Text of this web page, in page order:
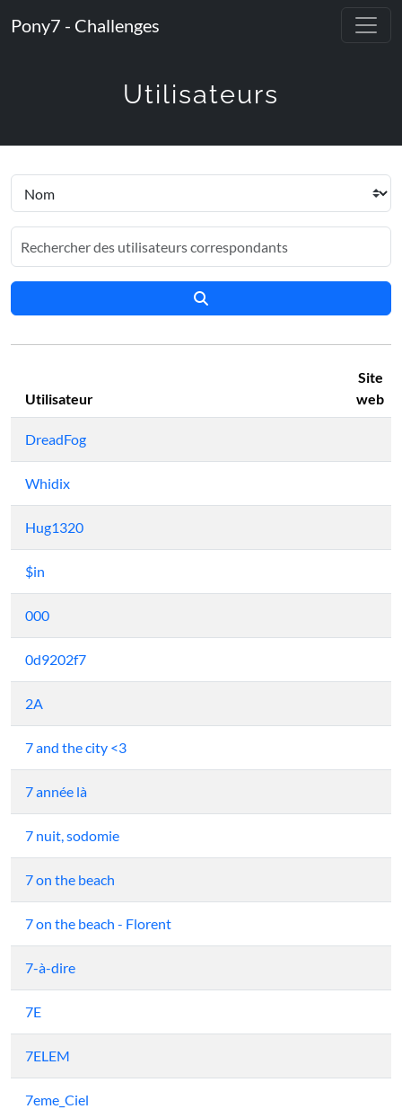
Pony7 - Challenges
Utilisateurs
Utilisateur
Site
web
DreadFog
Whidix
Hug1320
$in
000
0d9202f7
2A
7 and the city <3
7 année là
7 nuit, sodomie
7 on the beach
7 on the beach - Florent
7-à-dire
7E
7ELEM
7eme_Ciel